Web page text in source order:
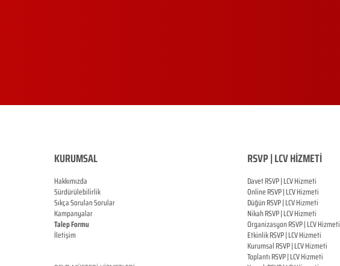
KURUMSAL
Hakkımızda
Sürdürülebilirlik
Sıkça Sorulan Sorular
Kampanyalar
Talep Formu
İletişim
RSVP | LCV HİZMETİ
Davet RSVP | LCV Hizmeti
OnlineRSVP |LCV Hizmeti
DüğünRSVP |LCV Hizmeti
NikahRSVP |LCV Hizmeti
OrganizasyonRSVP |LCV Hizmeti
EtkinlikRSVP |LCV Hizmeti
KurumsalRSVP |LCV Hizmeti
ToplantıRSVP |LCV Hizmeti